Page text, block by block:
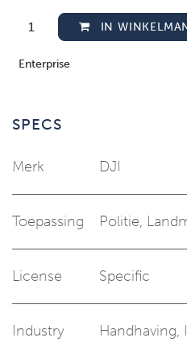
IN
Enterprise
SPECS
Merk DJI
Toepassing Politie,
License Specific
Industry Handhaving,